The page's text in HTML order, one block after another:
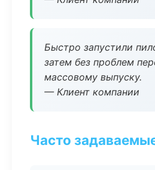
Быстро запустили
затем без проблем
массовому выпуску.
— Клиент компании
Часто